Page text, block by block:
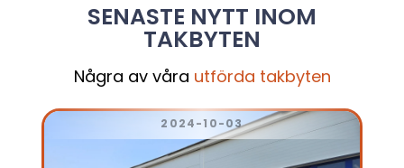
SENASTE NYTT INOM
TAKBYTEN
Några av våra utförda takbyten
2024-10-03